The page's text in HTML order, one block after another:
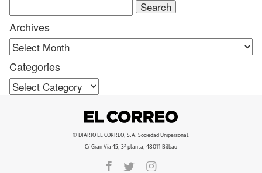
for:
Archives
Categories
Categories
© DIARIO EL CORREO, S.A. Sociedad Unipersonal.
C/ Gran Vía 45, 3ª planta, 48011 Bilbao